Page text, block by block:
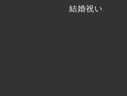
結婚祝い